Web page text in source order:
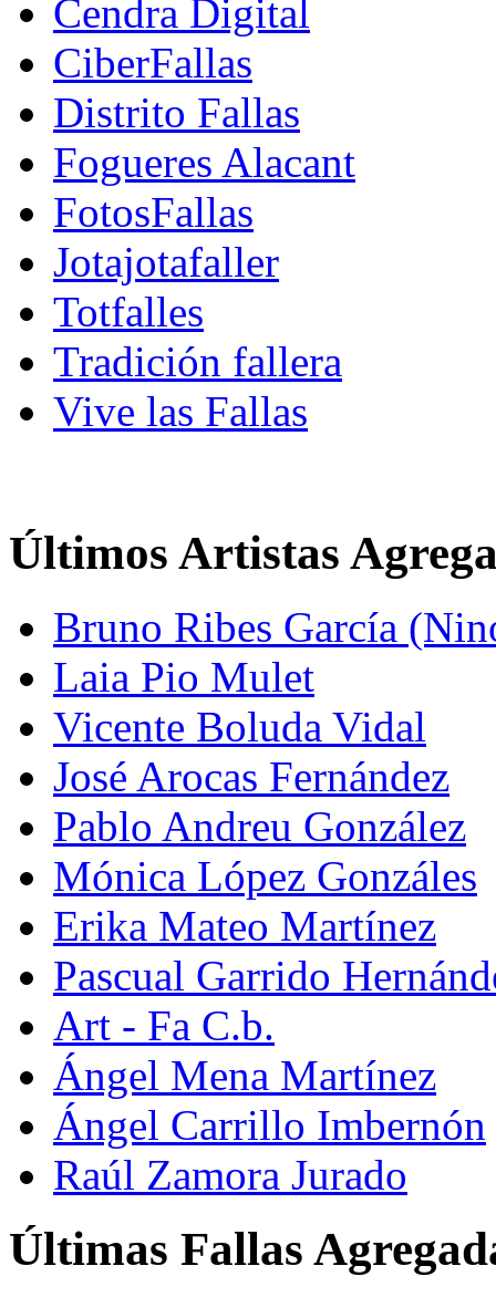
Cendra Digital
CiberFallas
Distrito Fallas
Fogueres Alacant
FotosFallas
Jotajotafaller
Totfalles
Tradición fallera
Vive las Fallas
Últimos Artistas
Bruno Ribes García
Laia Pio Mulet
Vicente Boluda Vidal
José Arocas Fernández
Pablo Andreu González
Mónica López Gonzáles
Erika Mateo Martínez
Pascual Garrido
Art - Fa C.b.
Ángel Mena Martínez
Ángel Carrillo Imbernón
Raúl Zamora Jurado
Últimas Fallas